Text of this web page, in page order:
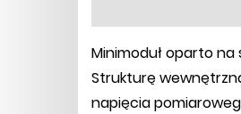
Minimoduł oparto
Strukturę
napięcia